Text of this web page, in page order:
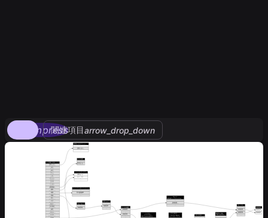
compress
関連項目arrow_drop_down